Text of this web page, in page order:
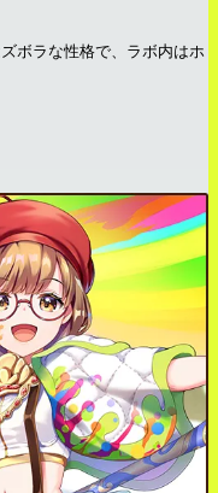
ボラな性格で、ラボ内はホ